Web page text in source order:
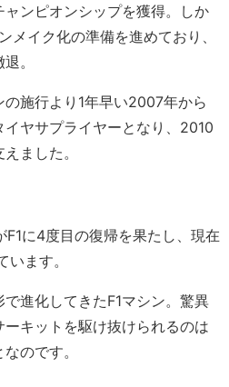
ンピオンシップを獲得。しか
メイク化の準備を進めており、
。
施行より1年早い2007年から
イヤサプライヤーとなり、2010
ました。
F1に4度目の復帰を果たし、現在
います。
進化してきたF1マシン。驚異
キットを駆け抜けられるのは
のです。